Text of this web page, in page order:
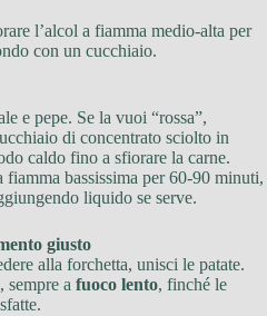
l’alcol a fiamma medio-alta per
con un cucchiaio.
e pepe. Se la vuoi “rossa”,
di concentrato sciolto in
caldo fino a sfiorare la carne.
bassissima per 60-90 minuti,
liquido se serve.
giusto
alla forchetta, unisci le patate.
sempre a fuoco lento, finché le